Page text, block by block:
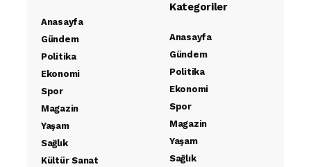
Anasayfa
Gündem
Politika
Ekonomi
Spor
Magazin
Yaşam
Sağlık
Kültür Sanat
Kategoriler
Anasayfa
Gündem
Politika
Ekonomi
Spor
Magazin
Yaşam
Sağlık